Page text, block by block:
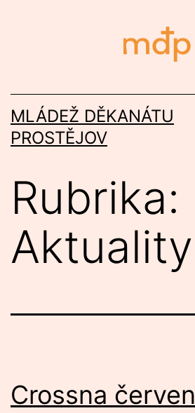
MLÁDEŽ DĚKANÁTU
PROSTĚJOV
Rubrika:
Aktuality
Crossna červen